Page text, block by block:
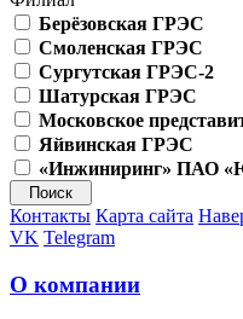
Берёзовская ГРЭС
Смоленская ГРЭС
Сургутская ГРЭС-2
Шатурская ГРЭС
Московское
Яйвинская ГРЭС
«Инжиниринг» ПАО
Контакты Карта сайта
VK Telegram
О компании